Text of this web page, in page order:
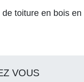
toiture en bois en
VOUS